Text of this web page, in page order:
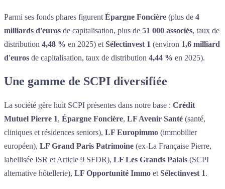
Parmi ses fonds phares figurent Épargne Foncière (plus de 4
milliards d'euros de capitalisation, plus de 51 000 associés, taux de
distribution 4,48 % en 2025) et Sélectinvest 1 (environ 1,6 milliard
d'euros de capitalisation, taux de distribution 4,44 % en 2025).
Une gamme de SCPI diversifiée
La société gère huit SCPI présentes dans notre base : Crédit
Mutuel Pierre 1, Épargne Foncière, LF Avenir Santé (santé,
cliniques et résidences seniors), LF Europimmo (immobilier
européen), LF Grand Paris Patrimoine (ex-La Française Pierre,
labellisée ISR et Article 9 SFDR), LF Les Grands Palais (SCPI
alternative hôtellerie), LF Opportunité Immo et Sélectinvest 1.